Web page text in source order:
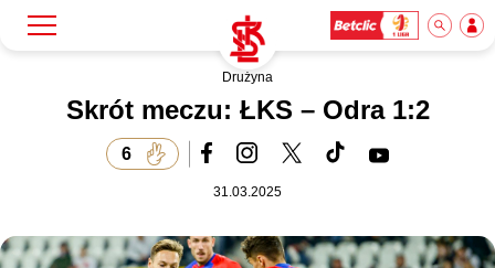
Bilety
Drużyna
Skrót meczu: ŁKS – Odra 1:2
6
31.03.2025